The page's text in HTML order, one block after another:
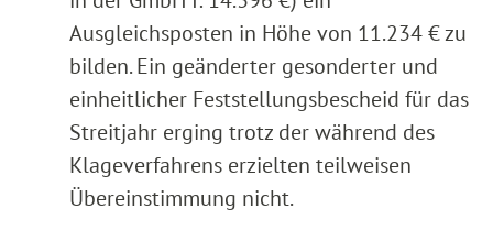
Ausgleichsposten in Höhe von 11.234 € zu
bilden. Ein geänderter gesonderter und
einheitlicher Feststellungsbescheid für das
Streitjahr erging trotz der während des
Klageverfahrens erzielten teilweisen
Übereinstimmung nicht.